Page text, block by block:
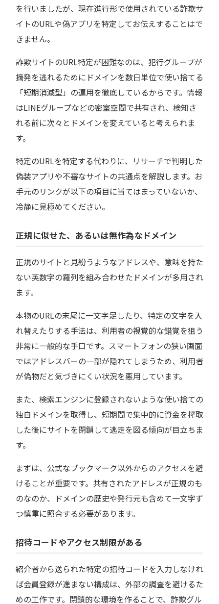
を行いましたが、現在進行形で使用されている詐欺サ
イトのURLや偽アプリを特定してお伝えすることはで
きません。
詐欺サイトのURL特定が困難なのは、犯行グループが
摘発を逃れるためにドメインを数日単位で使い捨てる
「短期消滅型」の運用を徹底しているからです。情報
はLINEグループなどの密室空間で共有され、検知さ
れる前に次々とドメインを変えていると考えられま
す。
特定のURLを特定する代わりに、リサーチで判明した
偽装アプリや不審なサイトの共通点を解説します。お
手元のリンクが以下の項目に当てはまっていないか、
冷静に見極めてください。
正規に似せた、あるいは無作為なドメイン
正規のサイトと見紛うようなアドレスや、意味を持た
ない英数字の羅列を組み合わせたドメインが多用され
ます。
本物のURLの末尾に一文字足したり、特定の文字を入
れ替えたりする手法は、利用者の視覚的な錯覚を狙う
非常に一般的な手口です。スマートフォンの狭い画面
ではアドレスバーの一部が隠れてしまうため、利用者
が偽物だと気づきにくい状況を悪用しています。
また、検索エンジンに登録されないような使い捨ての
独自ドメインを取得し、短期間で集中的に資金を搾取
した後にサイトを閉鎖して逃走を図る傾向が目立ちま
す。
まずは、公式なブックマーク以外からのアクセスを避
けることが重要です。共有されたアドレスが正規のも
のなのか、ドメインの歴史や発行元も含めて一文字ず
つ慎重に照合する必要があります。
招待コードやアクセス制限がある
紹介者から送られた特定の招待コードを入力しなけれ
ば会員登録が進まない構成は、外部の調査を避けるた
めの工作です。閉鎖的な環境を作ることで、詐欺グル